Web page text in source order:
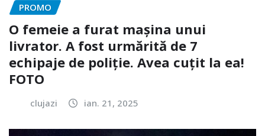
PROMO
O femeie a furat mașina unui
livrator. A fost urmărită de 7
echipaje de poliție. Avea cuțit la ea!
FOTO
clujazi ian. 21, 2025